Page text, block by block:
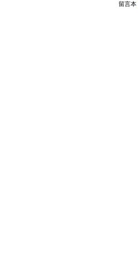
留言本|